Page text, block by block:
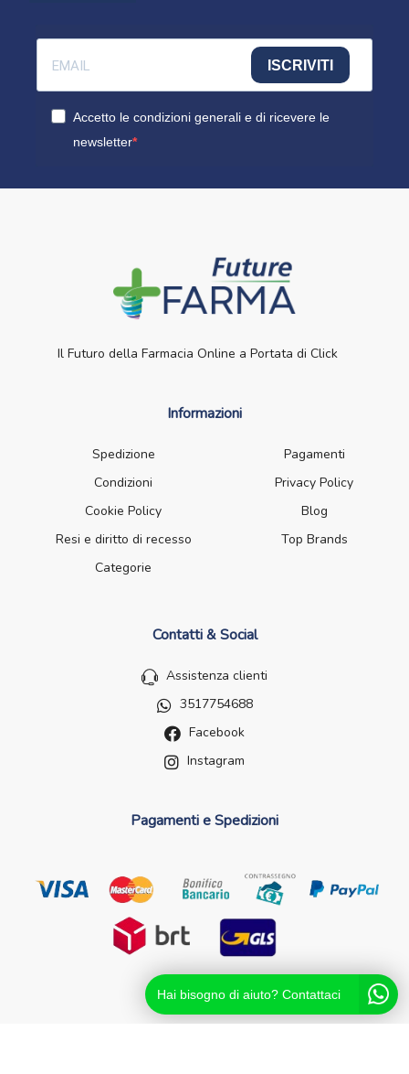
ISCRIVITI
Accetto le condizioni generali e di ricevere le
newsletter
Il Futuro della Farmacia Online a Portata di Click
Informazioni
Spedizione
Pagamenti
Condizioni
Privacy Policy
Cookie Policy
Blog
Resi e diritto di recesso
Top Brands
Categorie
Contatti & Social
Assistenza clienti
3517754688
Facebook
Instagram
Pagamenti e Spedizioni
Hai bisogno di aiuto? Contattaci